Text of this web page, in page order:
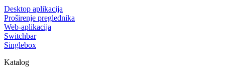
Desktop aplikacija
Proširenje preglednika
Web-aplikacija
Switchbar
Singlebox
Katalog